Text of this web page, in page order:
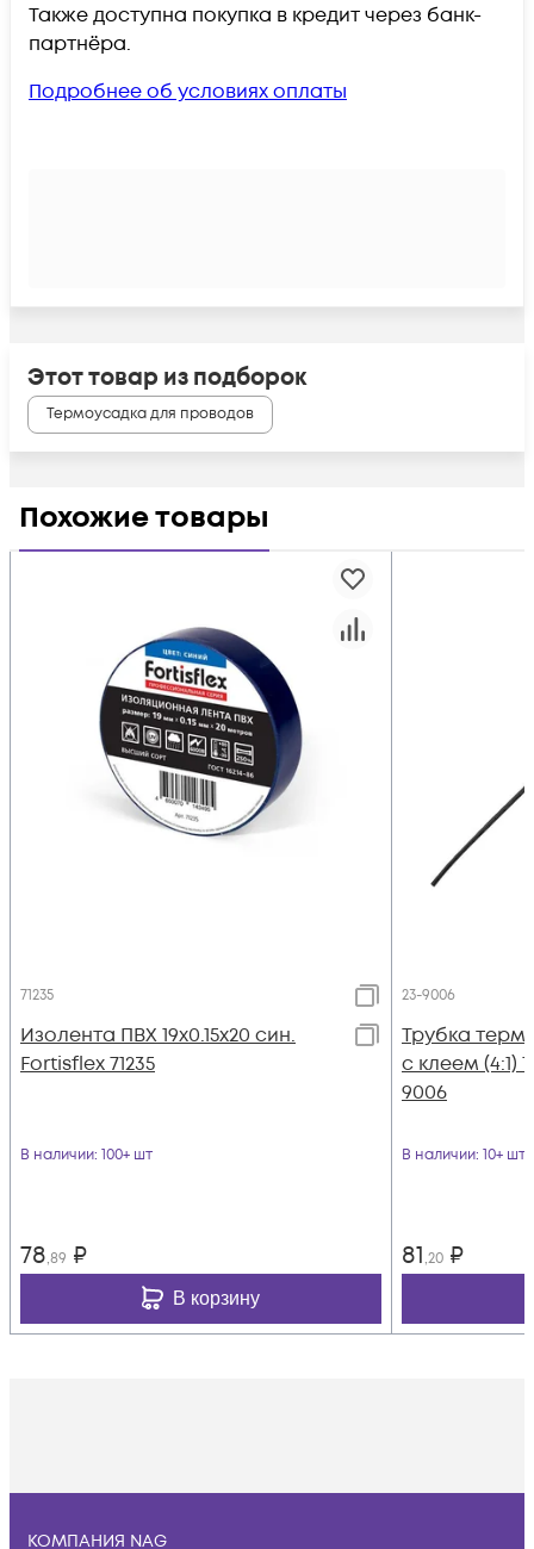
Также доступна покупка в кредит через банк-
партнёра.
Подробнее об условиях оплаты
Этот товар из подборок
Термоусадка для проводов
Похожие товары
71235
Изолента ПВХ 19х0.15x20 син.
Fortisflex 71235
В наличии: 100+ шт
78,89 ₽
В корзину
23-9006
Трубка
с клеем (4:1)
9006
В наличии: 10+ шт
81,20 ₽
КОМПАНИЯ NAG